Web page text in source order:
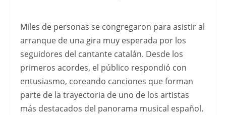
Para
conocer
las
opciones
mÃ¡s
destacadas
del
Miles de personas se congregaron para asistir al
arranque de una gira muy esperada por los
seguidores del cantante catalán. Desde los
primeros acordes, el público respondió con
entusiasmo, coreando canciones que forman
parte de la trayectoria de uno de los artistas
más destacados del panorama musical español.